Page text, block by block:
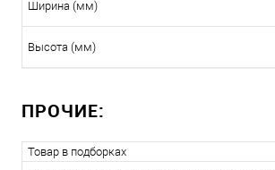
Ширина (мм)
Высота (мм)
ПРОЧИЕ:
Товар в подборках